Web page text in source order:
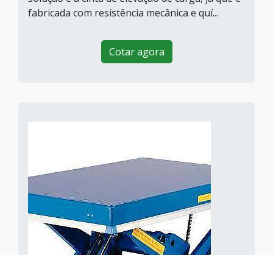
fabricada com resistência mecânica e quí...
Cotar agora